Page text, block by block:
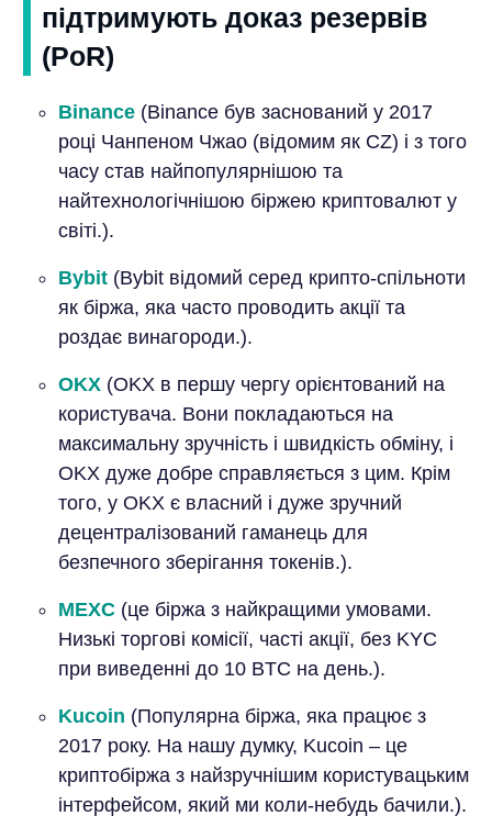
підтримують доказ резервів
(PoR)
Binance(Binance був заснований у 2017
році Чанпеном Чжао (відомим як CZ) і з того
часу став найпопулярнішою та
найтехнологічнішою біржею криптовалют у
світі.).
Bybit(Bybit відомий серед крипто-спільноти
як біржа, яка часто проводить акції та
роздає винагороди.).
OKX(OKX в першу чергу орієнтований на
користувача. Вони покладаються на
максимальну зручність і швидкість обміну, і
OKX дуже добре справляється з цим. Крім
того, у OKX є власний і дуже зручний
децентралізований гаманець для
безпечного зберігання токенів.).
MEXC(це біржа з найкращими умовами.
Низькі торгові комісії, часті акції, без KYC
при виведенні до 10 BTC на день.).
Kucoin (Популярна біржа, яка працює з
2017 року. На нашу думку, Kucoin – це
криптобіржа з найзручнішим користувацьким
інтерфейсом, який ми коли-небудь бачили.).